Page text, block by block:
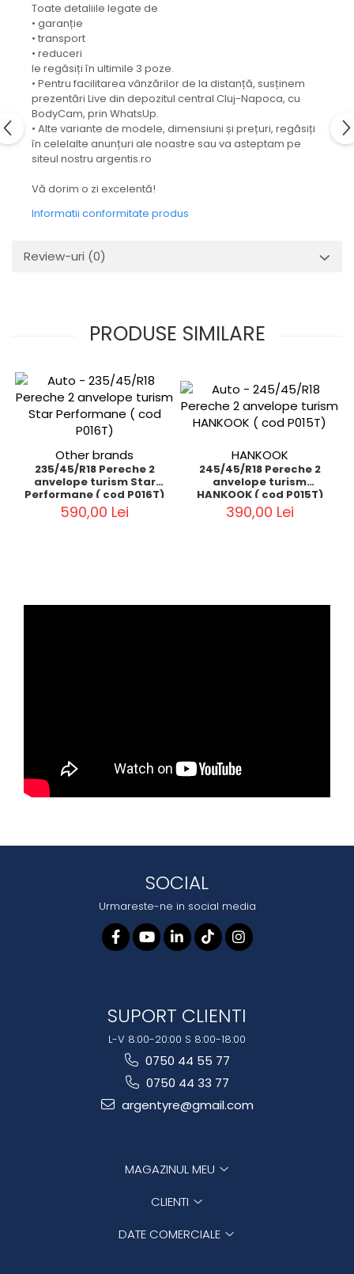
Toate detaliile legate de
• garanție
• transport
• reduceri
le regăsiți în ultimile 3 poze.
• Pentru facilitarea vânzărilor de la distanță, susținem
prezentări Live din depozitul central Cluj-Napoca, cu
BodyCam, prin WhatsUp.
• Alte variante de modele, dimensiuni și prețuri, regăsiți
în celelalte anunțuri ale noastre sau va asteptam pe
siteul nostru argentis.ro
Vă dorim o zi excelentă!
Informatii conformitate produs
Review-uri (0)
PRODUSE SIMILARE
Other brands
235/45/R18 Pereche 2
anvelope turism Star
Performane ( cod P016T)
590,00 Lei
HANKOOK
245/45/R18 Pereche 2
anvelope turism
HANKOOK ( cod P015T)
390,00 Lei
SOCIAL
Urmareste-ne in social media
SUPORT CLIENTI
L-V 8:00-20:00 S 8:00-18:00
0750 44 55 77
0750 44 33 77
argentyre@gmail.com
MAGAZINUL MEU
CLIENTI
DATE COMERCIALE